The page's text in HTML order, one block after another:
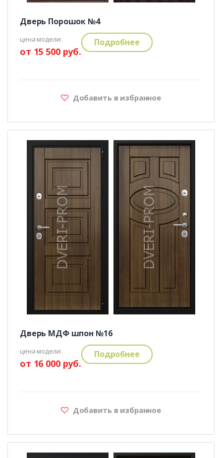
Дверь Порошок №4
цена модели:
от 15 500 руб.
Подробнее
Добавить в избранное
Дверь МДФ шпон №16
цена модели:
от 16 000 руб.
Подробнее
Добавить в избранное